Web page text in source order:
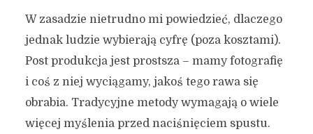
W zasadzie nietrudno mi powiedzieć, dlaczego
jednak ludzie wybierają cyfrę (poza kosztami).
Post produkcja jest prostsza – mamy fotografię
i coś z niej wyciągamy, jakoś tego rawa się
obrabia. Tradycyjne metody wymagają o wiele
więcej myślenia przed naciśnięciem spustu.